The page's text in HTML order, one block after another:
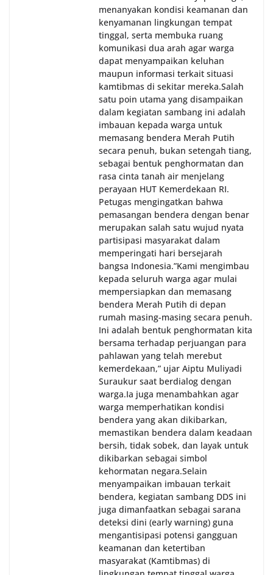
menanyakan kondisi keamanan dan
kenyamanan lingkungan tempat
tinggal, serta membuka ruang
komunikasi dua arah agar warga
dapat menyampaikan keluhan
maupun informasi terkait situasi
kamtibmas di sekitar mereka.‎‎‎Salah
satu poin utama yang disampaikan
dalam kegiatan sambang ini adalah
imbauan kepada warga untuk
memasang bendera Merah Putih
secara penuh, bukan setengah tiang,
sebagai bentuk penghormatan dan
rasa cinta tanah air menjelang
perayaan HUT Kemerdekaan RI.
Petugas mengingatkan bahwa
pemasangan bendera dengan benar
merupakan salah satu wujud nyata
partisipasi masyarakat dalam
memperingati hari bersejarah
bangsa Indonesia.‎‎”Kami mengimbau
kepada seluruh warga agar mulai
mempersiapkan dan memasang
bendera Merah Putih di depan
rumah masing-masing secara penuh.
Ini adalah bentuk penghormatan kita
bersama terhadap perjuangan para
pahlawan yang telah merebut
kemerdekaan,” ujar Aiptu Muliyadi
Suraukur saat berdialog dengan
warga.‎‎Ia juga menambahkan agar
warga memperhatikan kondisi
bendera yang akan dikibarkan,
memastikan bendera dalam keadaan
bersih, tidak sobek, dan layak untuk
dikibarkan sebagai simbol
kehormatan negara.‎‎‎Selain
menyampaikan imbauan terkait
bendera, kegiatan sambang DDS ini
juga dimanfaatkan sebagai sarana
deteksi dini (early warning) guna
mengantisipasi potensi gangguan
keamanan dan ketertiban
masyarakat (Kamtibmas) di